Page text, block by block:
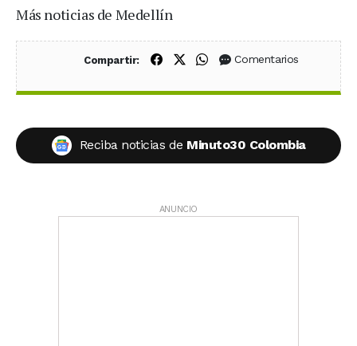
Más noticias de Medellín
Compartir: Compartir en Facebook
Compartir en X (Twitter)
Compartir en WhatsApp
Comentarios
Reciba noticias de Minuto30 Colombia
ANUNCIO